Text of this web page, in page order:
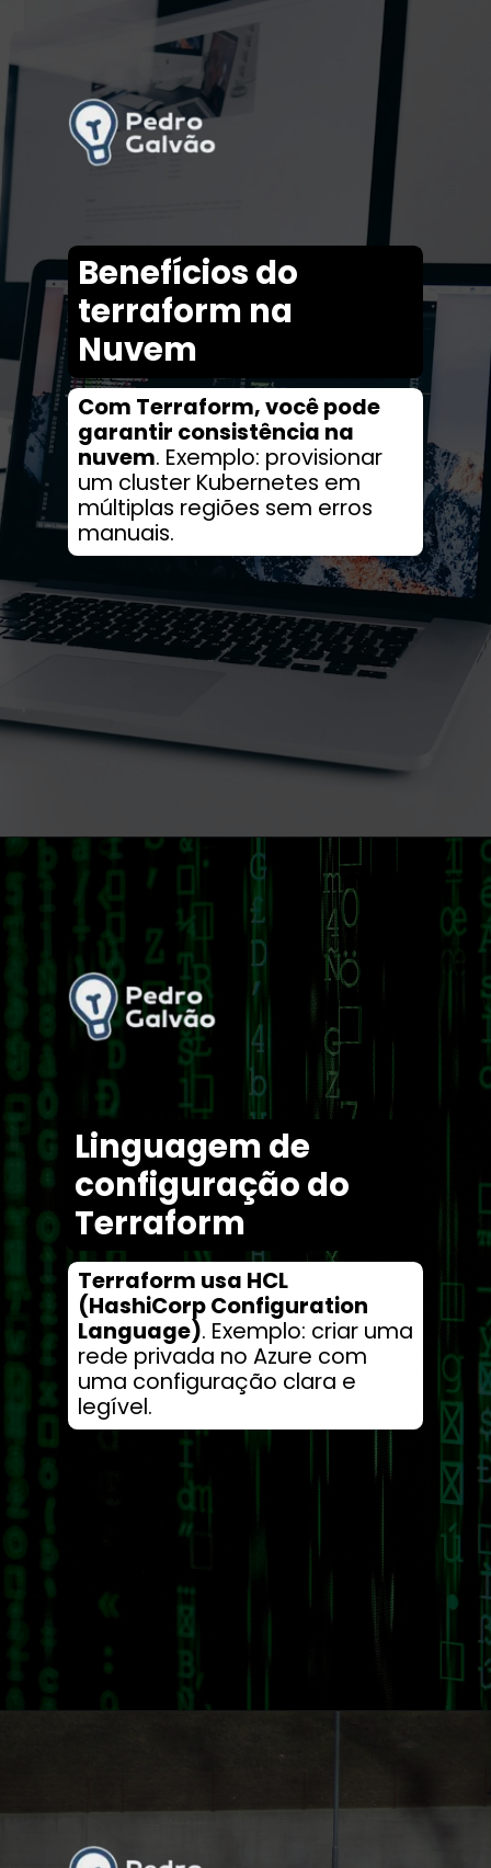
Com Terraform, você pode
garantir consistência na
nuvem. Exemplo: provisionar
um cluster Kubernetes em
múltiplas regiões sem erros
manuais.
Benefícios do
terraform na
Nuvem
Linguagem de
configuração do
Terraform
Terraform usa HCL
(HashiCorp Configuration
Language). Exemplo: criar uma
rede privada no Azure com
uma configuração clara e
legível.